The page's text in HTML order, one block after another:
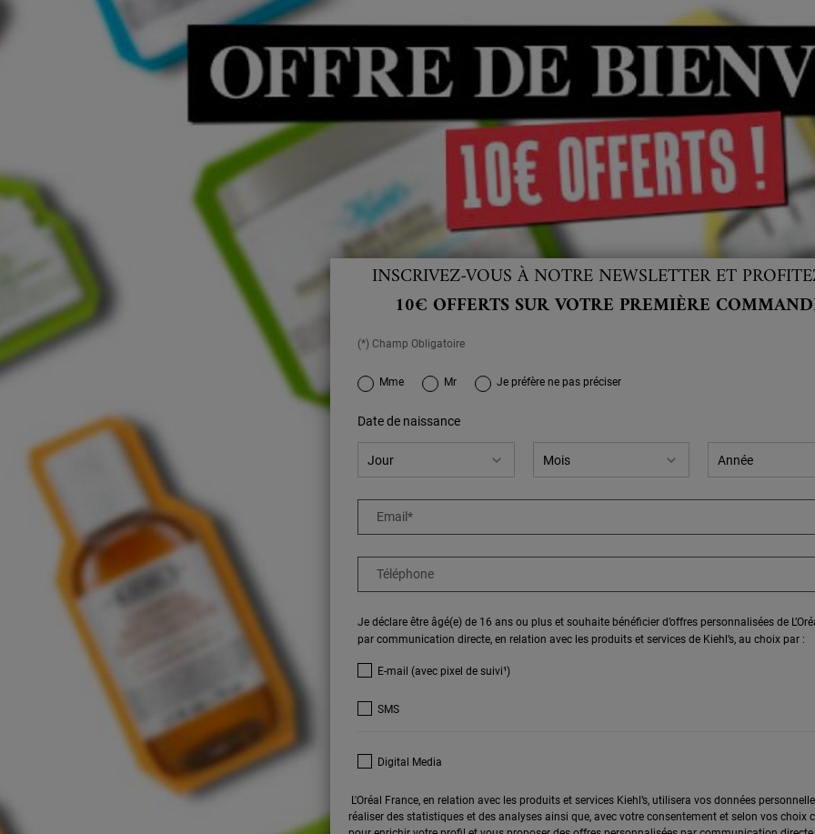
INSCRIVEZ-VOUS À NOTRE NEWSLETTER ET
10€ OFFERTS SUR VOTRE PREMIÈRE
(*) Champ Obligatoire
newslettersignup.title.legend
Mme Mr Je préfère ne pas préciser
Date de naissance
Email*
Téléphone
Je déclare être âgé(e) de 16 ans ou plus et souhaite bénéficier d’offres personnalisées de
par communication directe, en relation avec les produits et services de Kiehl’s, au choix par :
E-mail (avec pixel de suivi¹)
SMS
Digital Media
L'Oréal France, en relation avec les produits et services Kiehl’s, utilisera vos données
réaliser des statistiques et des analyses ainsi que, avec votre consentement et selon vos choix